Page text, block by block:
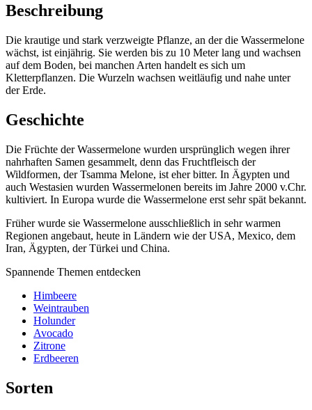
Beschreibung
Die krautige und stark verzweigte Pflanze, an der die Wassermelone
wächst, ist einjährig. Sie werden bis zu 10 Meter lang und wachsen
auf dem Boden, bei manchen Arten handelt es sich um
Kletterpflanzen. Die Wurzeln wachsen weitläufig und nahe unter
der Erde.
Geschichte
Die Früchte der Wassermelone wurden ursprünglich wegen ihrer
nahrhaften Samen gesammelt, denn das Fruchtfleisch der
Wildformen, der Tsamma Melone, ist eher bitter. In Ägypten und
auch Westasien wurden Wassermelonen bereits im Jahre 2000 v.Chr.
kultiviert. In Europa wurde die Wassermelone erst sehr spät bekannt.
Früher wurde sie Wassermelone ausschließlich in sehr warmen
Regionen angebaut, heute in Ländern wie der USA, Mexico, dem
Iran, Ägypten, der Türkei und China.
Spannende Themen entdecken
Himbeere
Weintrauben
Holunder
Avocado
Zitrone
Erdbeeren
Sorten